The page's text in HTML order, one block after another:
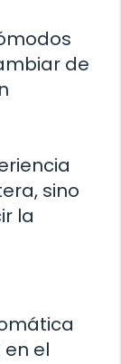
de
sino
la
el